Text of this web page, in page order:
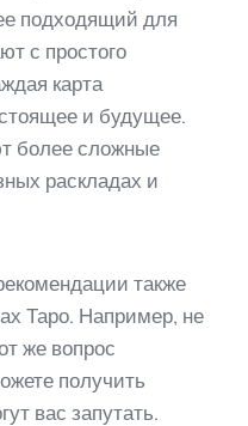
подходящий для
с простого
карта
и будущее.
более сложные
раскладах и
также
Таро. Например, не
же вопрос
получить
вас запутать.